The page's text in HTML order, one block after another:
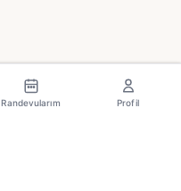
Randevularım Profil